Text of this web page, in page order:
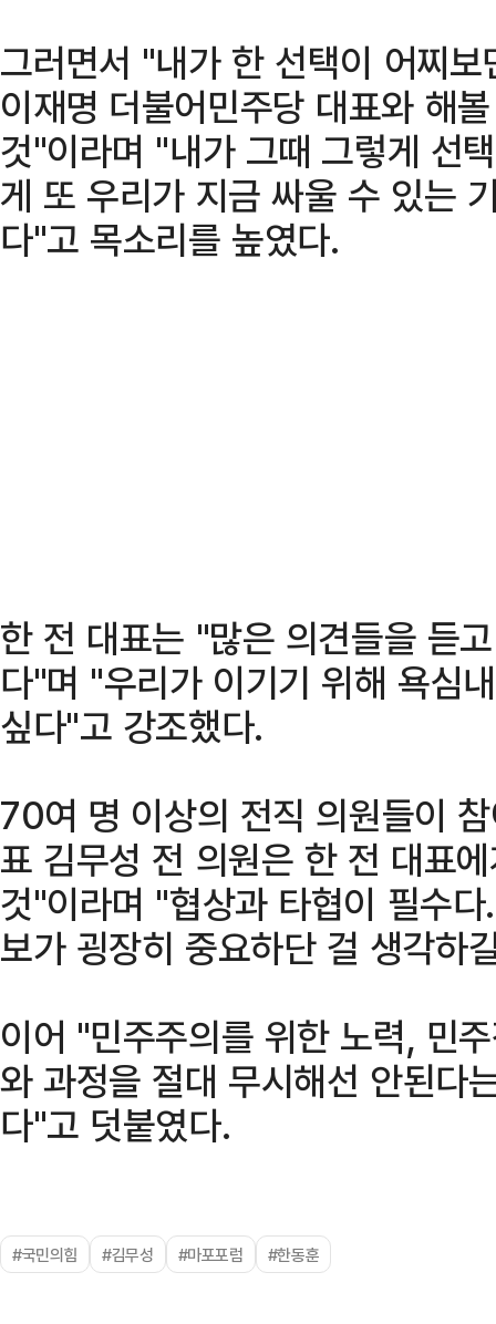
그러면서 "내가 한 선택이 어찌
이재명 더불어민주당 대표와 해
것"이라며 "내가 그때 그렇게 선
게 또 우리가 지금 싸울 수 있는
다"고 목소리를 높였다.
한 전 대표는 "많은 의견들을 듣
다"며 "우리가 이기기 위해 욕심
싶다"고 강조했다.
70여 명 이상의 전직 의원들이
표 김무성 전 의원은 한 전 대표
것"이라며 "협상과 타협이 필수
보가 굉장히 중요하단 걸 생각하
이어 "민주주의를 위한 노력, 민
와 과정을 절대 무시해선 안된다
다"고 덧붙였다.
#국민의힘 #김무성 #마포포럼 #한동훈